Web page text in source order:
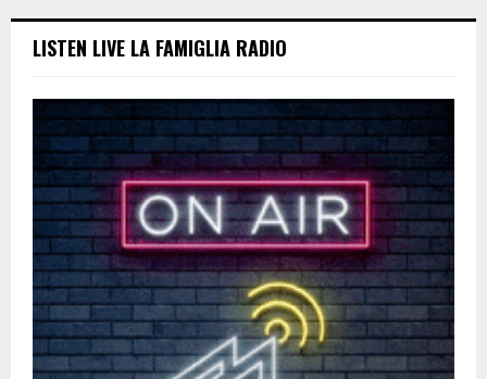
LISTEN LIVE LA FAMIGLIA RADIO